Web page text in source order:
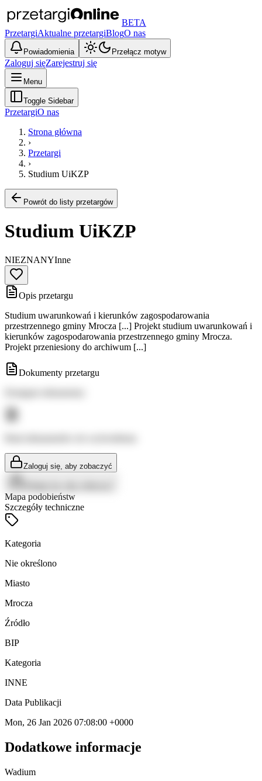
BETA
PrzetargiAktualne przetargiBlogO nas
Powiadomienia Przełącz motyw
Zaloguj sięZarejestruj się
Menu
Toggle Sidebar
PrzetargiO nas
Strona główna
›
Przetargi
›
Studium UiKZP
Powrót do listy przetargów
Studium UiKZP
NIEZNANYInne
Opis przetargu
Studium uwarunkowań i kierunków zagospodarowania
przestrzennego gminy Mrocza [...] Projekt studium uwarunkowań i
kierunków zagospodarowania przestrzennego gminy Mrocza.
Projekt przeniesiony do archiwum [...]
Dokumenty przetargu
Zaloguj się, aby zobaczyć
Mapa podobieństw
Szczegóły techniczne
Kategoria
Nie określono
Miasto
Mrocza
Źródło
BIP
Kategoria
INNE
Data Publikacji
Mon, 26 Jan 2026 07:08:00 +0000
Dodatkowe informacje
Wadium